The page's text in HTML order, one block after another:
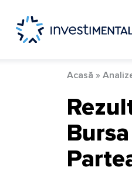
content
Acasă »